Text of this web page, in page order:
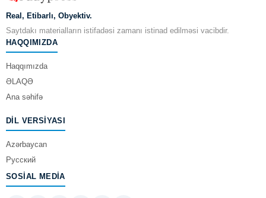
Real, Etibarlı, Obyektiv.
Saytdakı materialların istifadəsi zamanı istinad edilməsi vacibdir.
HAQQIMIZDA
Haqqımızda
ƏLAQƏ
Ana səhifə
DIL VERSIYASI
Azərbaycan
Русский
SOSIAL MEDIA